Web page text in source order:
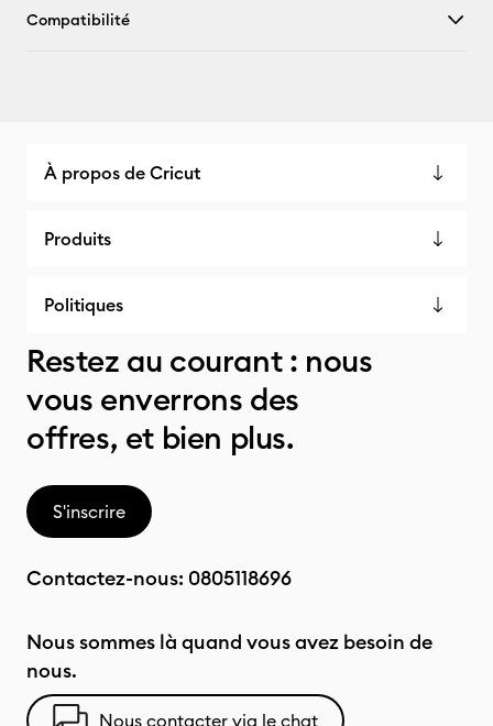
Compatibilité
À propos de Cricut
Produits
Politiques
Restez au courant : nous
vous enverrons des
offres, et bien plus.
S'inscrire
Contactez-nous: 0805118696
Nous sommes là quand vous avez besoin de
nous.
Nous contacter via le chat